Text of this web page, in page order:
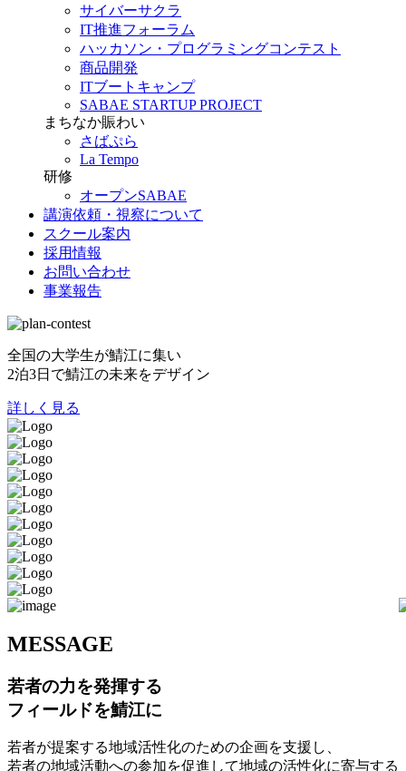
サイバーサクラ
IT推進フォーラム
ハッカソン・プログラミングコンテスト
商品開発
ITブートキャンプ
SABAE STARTUP PROJECT
まちなか賑わい
さばぷら
La Tempo
研修
オープンSABAE
講演依頼・視察について
スクール案内
採用情報
お問い合わせ
事業報告
全国の大学生が鯖江に集い
2泊3日で鯖江の未来をデザイン
詳しく見る
MESSAGE
若者の力を発揮する
フィールドを鯖江に
若者が提案する地域活性化のための企画を支援し、
若者の地域活動への参加を促進して地域の活性化に寄与する